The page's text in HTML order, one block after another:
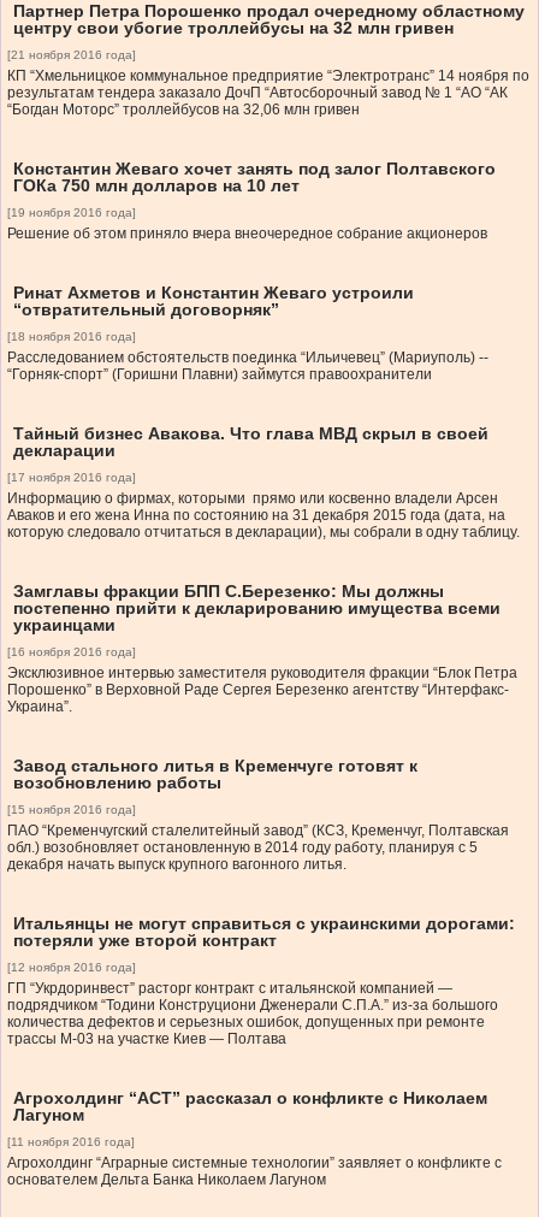
Партнер Петра Порошенко продал очередному областному
центру свои убогие троллейбусы на 32 млн гривен
[21 ноября 2016 года]
КП “Хмельницкое коммунальное предприятие “Электротранс” 14 ноября по
результатам тендера заказало ДочП “Автосборочный завод № 1 “АО “АК
“Богдан Моторс” троллейбусов на 32,06 млн гривен
Константин Жеваго хочет занять под залог Полтавского
ГОКа 750 млн долларов на 10 лет
[19 ноября 2016 года]
Решение об этом приняло вчера внеочередное собрание акционеров
Ринат Ахметов и Константин Жеваго устроили
“отвратительный договорняк”
[18 ноября 2016 года]
Расследованием обстоятельств поединка “Ильичевец” (Мариуполь) --
“Горняк-спорт” (Горишни Плавни) займутся правоохранители
Тайный бизнес Авакова. Что глава МВД скрыл в своей
декларации
[17 ноября 2016 года]
Информацию о фирмах, которыми прямо или косвенно владели Арсен
Аваков и его жена Инна по состоянию на 31 декабря 2015 года (дата, на
которую следовало отчитаться в декларации), мы собрали в одну таблицу.
Замглавы фракции БПП С.Березенко: Мы должны
постепенно прийти к декларированию имущества всеми
украинцами
[16 ноября 2016 года]
Эксклюзивное интервью заместителя руководителя фракции “Блок Петра
Порошенко” в Верховной Раде Сергея Березенко агентству “Интерфакс-
Украина”.
Завод стального литья в Кременчуге готовят к
возобновлению работы
[15 ноября 2016 года]
ПАО “Кременчугский сталелитейный завод” (КСЗ, Кременчуг, Полтавская
обл.) возобновляет остановленную в 2014 году работу, планируя с 5
декабря начать выпуск крупного вагонного литья.
Итальянцы не могут справиться с украинскими дорогами:
потеряли уже второй контракт
[12 ноября 2016 года]
ГП “Укрдоринвест” расторг контракт с итальянской компанией —
подрядчиком “Тодини Конструциони Дженерали С.П.А.” из-за большого
количества дефектов и серьезных ошибок, допущенных при ремонте
трассы М-03 на участке Киев — Полтава
Агрохолдинг “АСТ” рассказал о конфликте с Николаем
Лагуном
[11 ноября 2016 года]
Агрохолдинг “Аграрные системные технологии” заявляет о конфликте с
основателем Дельта Банка Николаем Лагуном